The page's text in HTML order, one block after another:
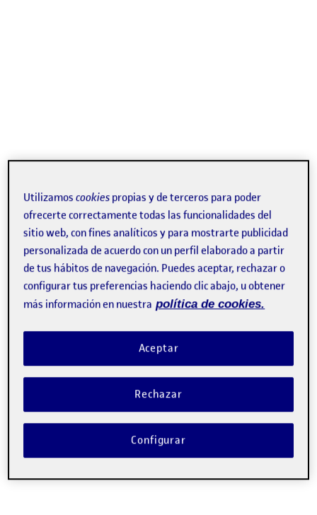
Utilizamoscookies propias y de terceros para poder
ofrecerte correctamente todas las funcionalidades del
sitio web, con fines analíticos y para mostrarte publicidad
personalizada de acuerdo con un perfil elaborado a partir
de tus hábitos de navegación. Puedes aceptar, rechazar o
configurar tus preferencias haciendo clic abajo, u obtener
más información en nuestra política de cookies.
Rechazar
Aceptar
Configurar